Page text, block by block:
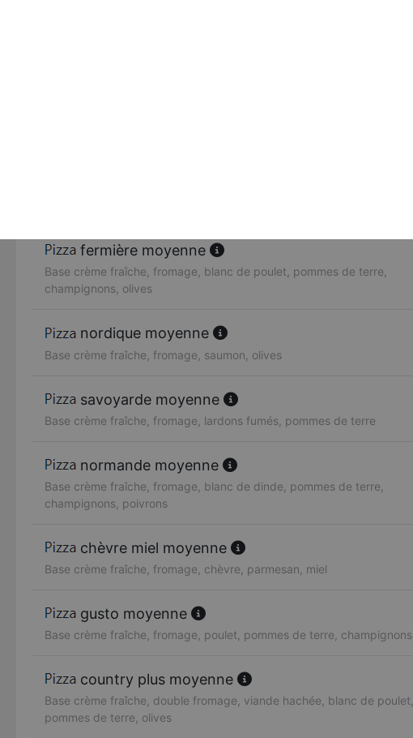
fermière moyenne
Base crème fraîche, fromage, blanc de poulet, pommes de terre,
champignons, olives
nordique moyenne
Base crème fraîche, fromage, saumon, olives
savoyarde moyenne
Base crème fraîche, fromage, lardons fumés, pommes de terre
normande moyenne
Base crème fraîche, fromage, blanc de dinde, pommes de terre,
champignons, poivrons
chèvre miel moyenne
Base crème fraîche, fromage, chèvre, parmesan, miel
gusto moyenne
Base crème fraîche, fromage, poulet, pommes de terre, champignons
country plus moyenne
Base crème fraîche, double fromage, viande hachée, blanc de poulet,
pommes de terre, olives